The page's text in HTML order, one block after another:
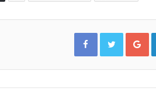
F
e
b
o
T
t
t
r
G
g
l
+